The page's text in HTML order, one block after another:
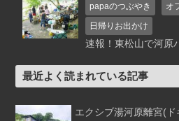
papaのつぶやき オ
日帰りお出かけ
速報！東松山で河原
最近よく読まれている記事
エクシブ湯河原離宮(